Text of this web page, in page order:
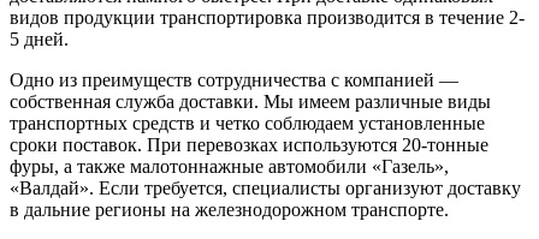
видов продукции транспортировка производится в течение 2-
5 дней.
Одно из преимуществ сотрудничества с компанией —
собственная служба доставки. Мы имеем различные виды
транспортных средств и четко соблюдаем установленные
сроки поставок. При перевозках используются 20-тонные
фуры, а также малотоннажные автомобили «Газель»,
«Валдай». Если требуется, специалисты организуют доставку
в дальние регионы на железнодорожном транспорте.